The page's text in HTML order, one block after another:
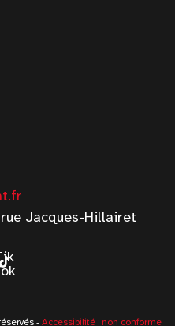
Jacques-Hillairet
- Accessibilité : non conforme